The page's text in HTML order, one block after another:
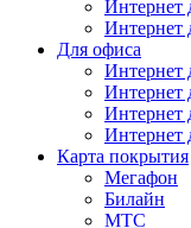
Интернет
Интернет
Для офиса
Интернет
Интернет
Интернет
Интернет
Карта покрытия
Мегафон
Билайн
МТС